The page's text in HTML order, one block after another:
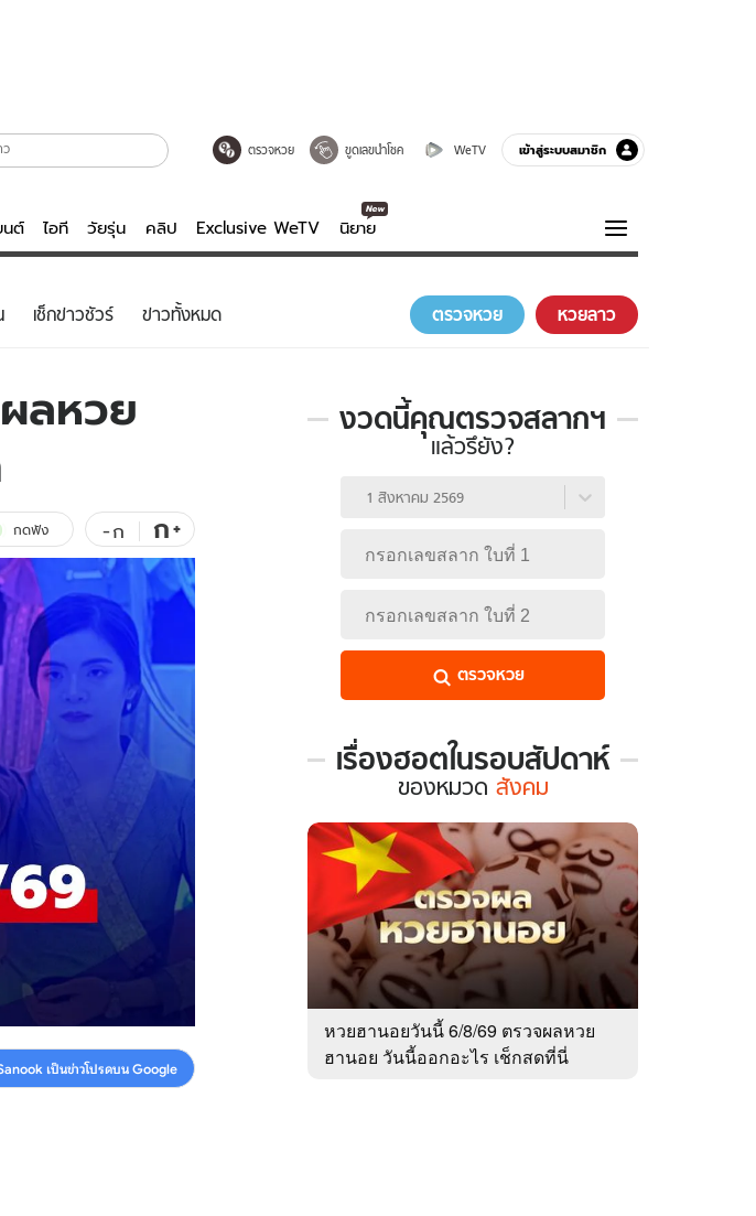
ตรวจหวย ขูดเลขนำโชค WeTV เข้าสู่ระบบสมาชิก
ต์ ไอที วัยรุ่น คลิป Exclusive WeTV นิยาย
บันเทิงครบรส
ดูทีวี
WeTV
Exclusive WeTV
ความรู้รอบตัว
ฮาวทู
tencentthbd sales@tencent.co.th
เช็กข่าวชัวร์ ข่าวทั้งหมด ตรวจหวย หวยลาว
ลหวย
กดฟัง -ก ก+
เป็นข่าวโปรดบน Google
งวดนี้คุณตรวจสลากฯ
แล้วรึยัง?
1 สิงหาคม 2569
ตรวจหวย
เรื่องฮอตในรอบสัปดาห์
เรื่อง
ใน
รอบ
สัปดาห์
หมวด
สังคม
ของหมวด สังคม
หวยฮานอยวันนี้ 6/8/69 ตรวจผลหวย
ฮานอย วันนี้ออกอะไร เช็กสดที่นี่